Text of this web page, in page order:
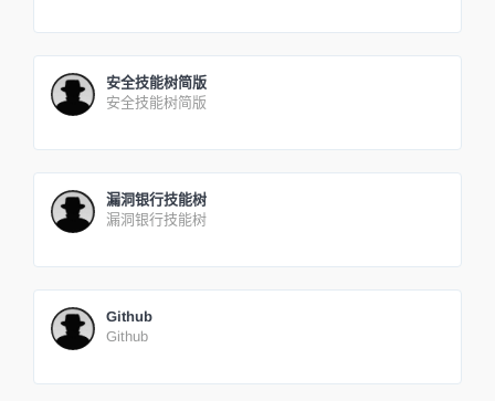
安全技能树简版
安全技能树简版
漏洞银行技能树
漏洞银行技能树
Github
Github